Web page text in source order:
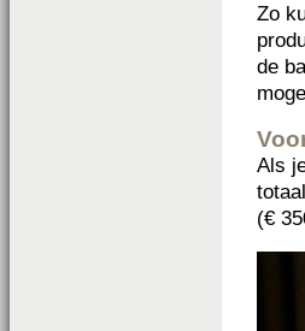
Zo
de
Als
(€